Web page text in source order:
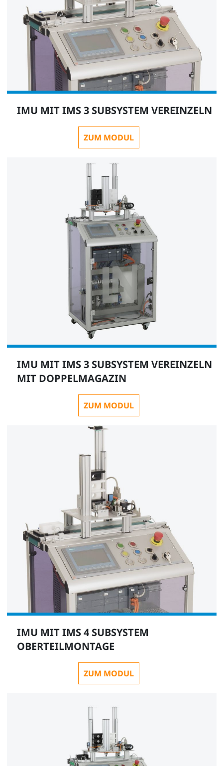
SO2805-5J
Basisstationen
SO2805-5X
QuickChart IMU Industrial Mechatronic Unit
SO6200-2U
QuickChart IMS 5 Mechatronisches Subsystem
Bearbeiten
SO6200-1E
Zusätzlich empfehlenswert:
Verdichter, geräuscharm (Kompressor)
SE2902-9L
Schlauch- und Zubehörsatz für mechatronische
Systeme
LM9571
Inbusschlüsselsatz
LM9716
IMU MIT IMS 3 SUBSYSTEM VEREINZELN
ZUM MODUL
IMU MIT IMS 3 SUBSYSTEM VEREINZELN
MIT DOPPELMAGAZIN
ZUM MODUL
IMU MIT IMS 4 SUBSYSTEM
OBERTEILMONTAGE
ZUM MODUL